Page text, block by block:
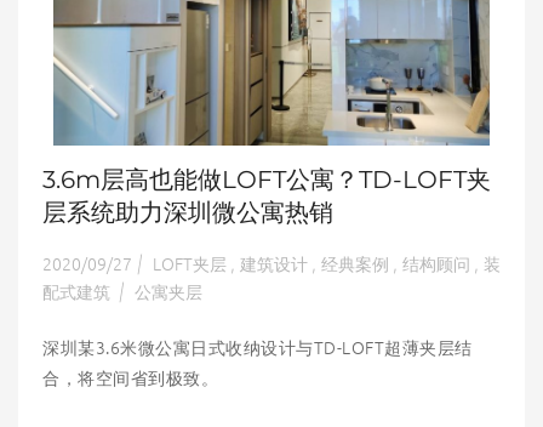
3.6m层高也能做LOFT公寓？TD-LOFT夹
层系统助力深圳微公寓热销
2020/09/27 | LOFT夹层 建筑设计 经典案例 结构顾问
装
配式建筑 | 公寓夹层
深圳某3.6米微公寓日式收纳设计与TD-LOFT超薄夹层结
合，将空间省到极致。